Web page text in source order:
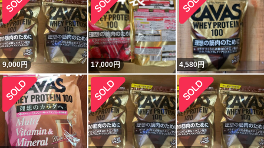
9,000円 17,000円 4,580円